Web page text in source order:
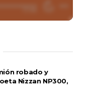
robado y
Nizzan NP300,